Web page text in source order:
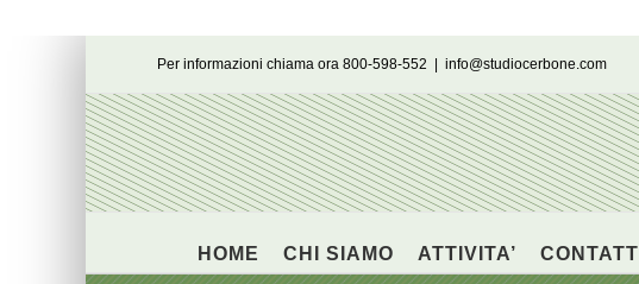
Per informazioni chiama ora 800-598-552 info@studiocerbone.com
HOME CHI SIAMO ATTIVITA’ CONTATTI